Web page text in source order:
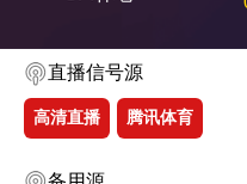
直播信号源
高清直播 腾讯体育